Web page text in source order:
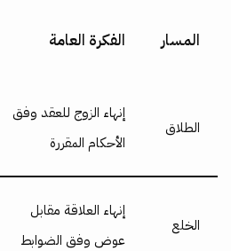
المسار الفكرة العامة
الطلاق
إنهاء الزوج للعقد وفق
الأحكام المقررة
الخلع
إنهاء العلاقة مقابل
عوض وفق الضوابط